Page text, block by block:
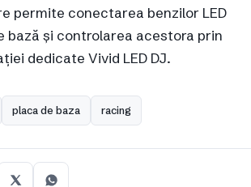
permite conectarea benzilor LED
bază și controlarea acestora prin
dedicate Vivid LED DJ.
placa de baza racing